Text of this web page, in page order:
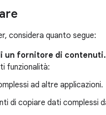
considera quanto segue:
un fornitore di contenuti.
funzionalità:
ad altre applicazioni.
di copiare dati complessi